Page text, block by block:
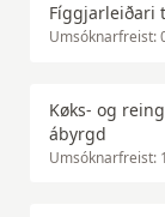
Fíggjarleiðari
Umsóknarfreist:
Køks- og
ábyrgd
Umsóknarfreist: